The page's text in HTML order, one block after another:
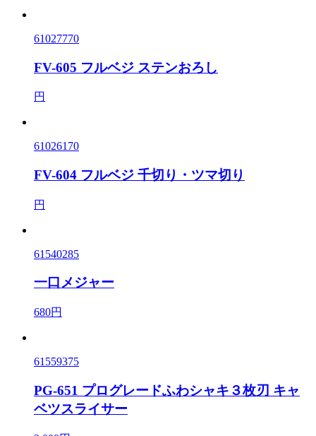
61027770
FV-605 フルベジ ステンおろし
円
61026170
FV-604 フルベジ 千切り・ツマ切り
円
61540285
一口メジャー
680円
61559375
PG-651 プログレードふわシャキ３枚刃 キャ
ベツスライサー